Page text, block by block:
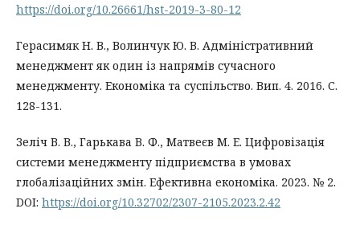
https://doi.org/10.26661/hst-2019-3-80-12
Герасимяк Н. В., Волинчук Ю. В. Адміністративний
менеджмент як один із напрямів сучасного
менеджменту. Економіка та суспільство. Вип. 4. 2016. С.
128-131.
Зеліч В. В., Гарькава В. Ф., Матвеєв М. Е. Цифровізація
системи менеджменту підприємства в умовах
глобалізаційних змін. Ефективна економіка. 2023. № 2.
DOI: https://doi.org/10.32702/2307-2105.2023.2.42